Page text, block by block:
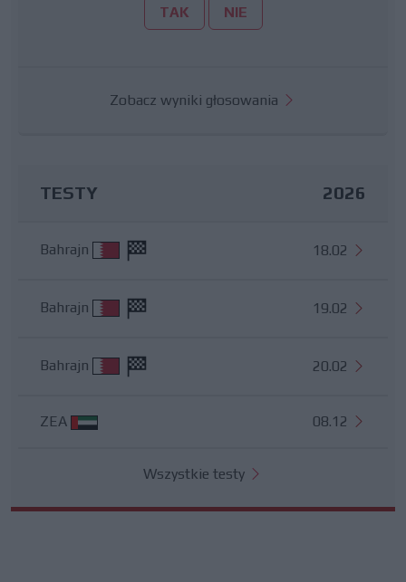
TAK NIE
Zobacz wyniki głosowania
TESTY 2026
Bahrajn 18.02
Bahrajn 19.02
Bahrajn 20.02
ZEA 08.12
Wszystkie testy